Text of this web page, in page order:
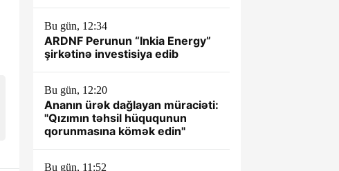
Bu gün, 12:34
ARDNF Perunun “Inkia Energy”
şirkətinə investisiya edib
Bu gün, 12:20
Ananın ürək dağlayan müraciəti:
"Qızımın təhsil hüququnun
qorunmasına kömək edin"
Bu gün, 11:52